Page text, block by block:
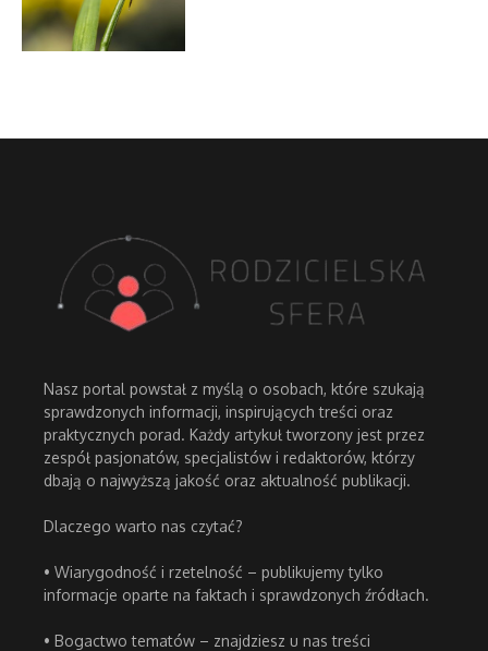
Nasz portal powstał z myślą o osobach, które szukają
sprawdzonych informacji, inspirujących treści oraz
praktycznych porad. Każdy artykuł tworzony jest przez
zespół pasjonatów, specjalistów i redaktorów, którzy
dbają o najwyższą jakość oraz aktualność publikacji.
Dlaczego warto nas czytać?
• Wiarygodność i rzetelność – publikujemy tylko
informacje oparte na faktach i sprawdzonych źródłach.
• Bogactwo tematów – znajdziesz u nas treści